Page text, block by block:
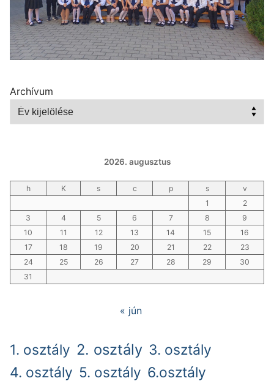
Archívum
2026. augusztus
h K s c p s
v
1
2
3
4 5 6 7 8
9
10
11 12 13 14 15
16
17
18 19 20 21 22
23
24
25 26 27 28 29
30
31
« jún
1. osztály 2. osztály 3. osztály
4. osztály 5. osztály 6.osztály